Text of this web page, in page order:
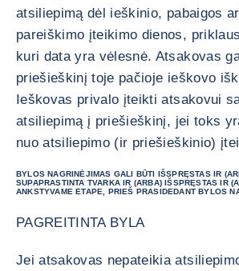
atsiliepimą dėl ieškinio, pabaigos
pareiškimo įteikimo dienos,
kuri data yra vėlesnė. Atsakovas
priešieškinį toje pačioje ieškovo
Ieškovas privalo įteikti atsakovui
atsiliepimą į priešieškinį, jei toks
nuo atsiliepimo (ir priešieškinio)
BYLOS NAGRINĖJIMAS GALI BŪTI IŠSPRĘSTAS IR
SUPAPRASTINTA TVARKA IR (ARBA) IŠSPRĘSTAS IR
ANKSTYVAME ETAPE, PRIEŠ PRASIDEDANT BYLOS
PAGREITINTA BYLA
Jei atsakovas nepateikia